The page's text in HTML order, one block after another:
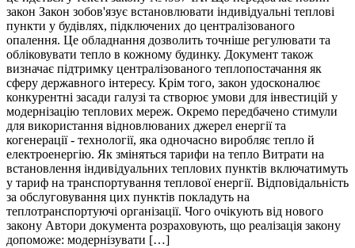
закон Закон зобов'язує встановлювати індивідуальні теплові
пункти у будівлях, підключених до централізованого
опалення. Це обладнання дозволить точніше регулювати та
обліковувати тепло в кожному будинку. Документ також
визначає підтримку централізованого теплопостачання як
сферу державного інтересу. Крім того, закон удосконалює
конкурентні засади галузі та створює умови для інвестицій у
модернізацію теплових мереж. Окремо передбачено стимули
для використання відновлюваних джерел енергії та
когенерації - технології, яка одночасно виробляє тепло й
електроенергію. Як зміняться тарифи на тепло Витрати на
встановлення індивідуальних теплових пунктів включатимуть
у тариф на транспортування теплової енергії. Відповідальність
за обслуговування цих пунктів покладуть на
теплотранспортуючі організації. Чого очікують від нового
закону Автори документа розраховують, що реалізація закону
допоможе: модернізувати […]